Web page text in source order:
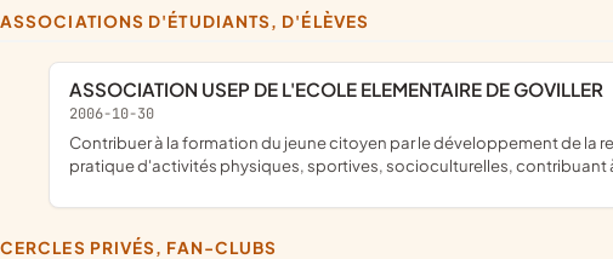
ASSOCIATIONS D'ÉTUDIANTS, D'ÉLÈVES
ASSOCIATION USEP DE L'ECOLE ELEMENTAIRE DE GOVILLER
2006-10-30
contribuer à la formation du jeune citoyen par le développement de la responsabilité, du civisme, de l'autonomie, au travers de la
pratique d'activités physiques, sportives, socioculturelles,
CERCLES PRIVÉS, FAN-CLUBS